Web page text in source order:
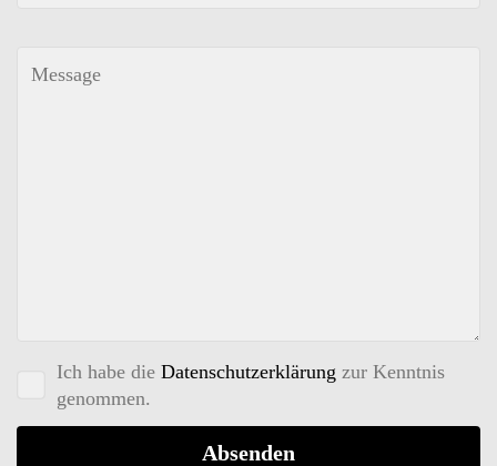
Ich habe die Datenschutzerklärung zur Kenntnis
genommen.